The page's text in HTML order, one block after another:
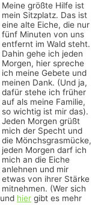
Meine größte Hilfe ist
mein Sitzplatz. Das ist
eine alte Eiche, die nur
fünf Minuten von uns
entfernt im Wald steht.
Dahin gehe ich jeden
Morgen, hier spreche
ich meine Gebete und
meinen Dank. (Und ja,
dafür stehe ich früher
auf als meine Familie,
so wichtig ist mir das).
Jeden Morgen grüßt
mich der Specht und
die Mönchsgrasmücke,
jeden Morgen darf ich
mich an die Eiche
anlehnen und mir
etwas von ihrer Stärke
mitnehmen. (Wer sich
und hier gibt es mehr